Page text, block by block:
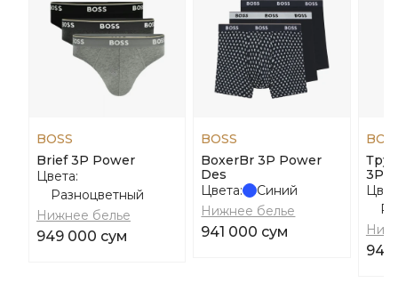
BOSS
Brief 3P Power
Цвета:
Разноцветный
Нижнее белье
949 000 сум
BOSS
BoxerBr 3P Power
Des
Цвета:
Синий
Нижнее белье
941 000 сум
3P
941